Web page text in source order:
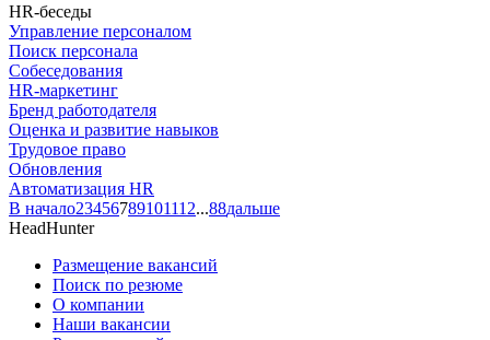
HR-беседы
Управление персоналом
Поиск персонала
Собеседования
HR-маркетинг
Бренд работодателя
Оценка и развитие навыков
Трудовое право
Обновления
Автоматизация HR
В начало23456789101112...88дальше
HeadHunter
Размещение вакансий
Поиск по резюме
О компании
Наши вакансии